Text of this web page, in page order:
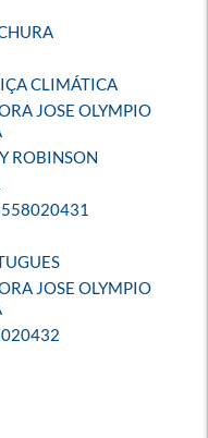
CLIMÁTICA
JOSE OLYMPIO
ROBINSON
JOSE OLYMPIO